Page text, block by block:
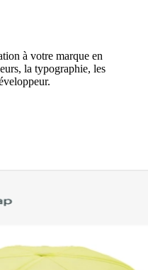
à votre marque en
la typographie, les